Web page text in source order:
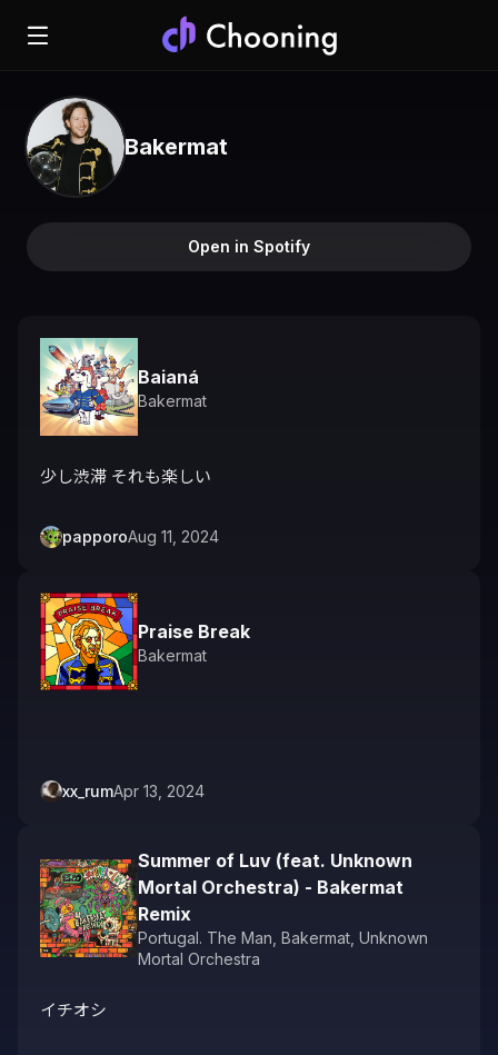
Bakermat
Open in Spotify
Baianá
Bakermat
少し渋滞 それも楽しい
papporoAug 11, 2024
Praise Break
Bakermat
xx_rumApr 13, 2024
Summer of Luv (feat. Unknown
Mortal Orchestra) - Bakermat
Remix
Portugal. The Man Bakermat Unknown
Mortal Orchestra
イチオシ